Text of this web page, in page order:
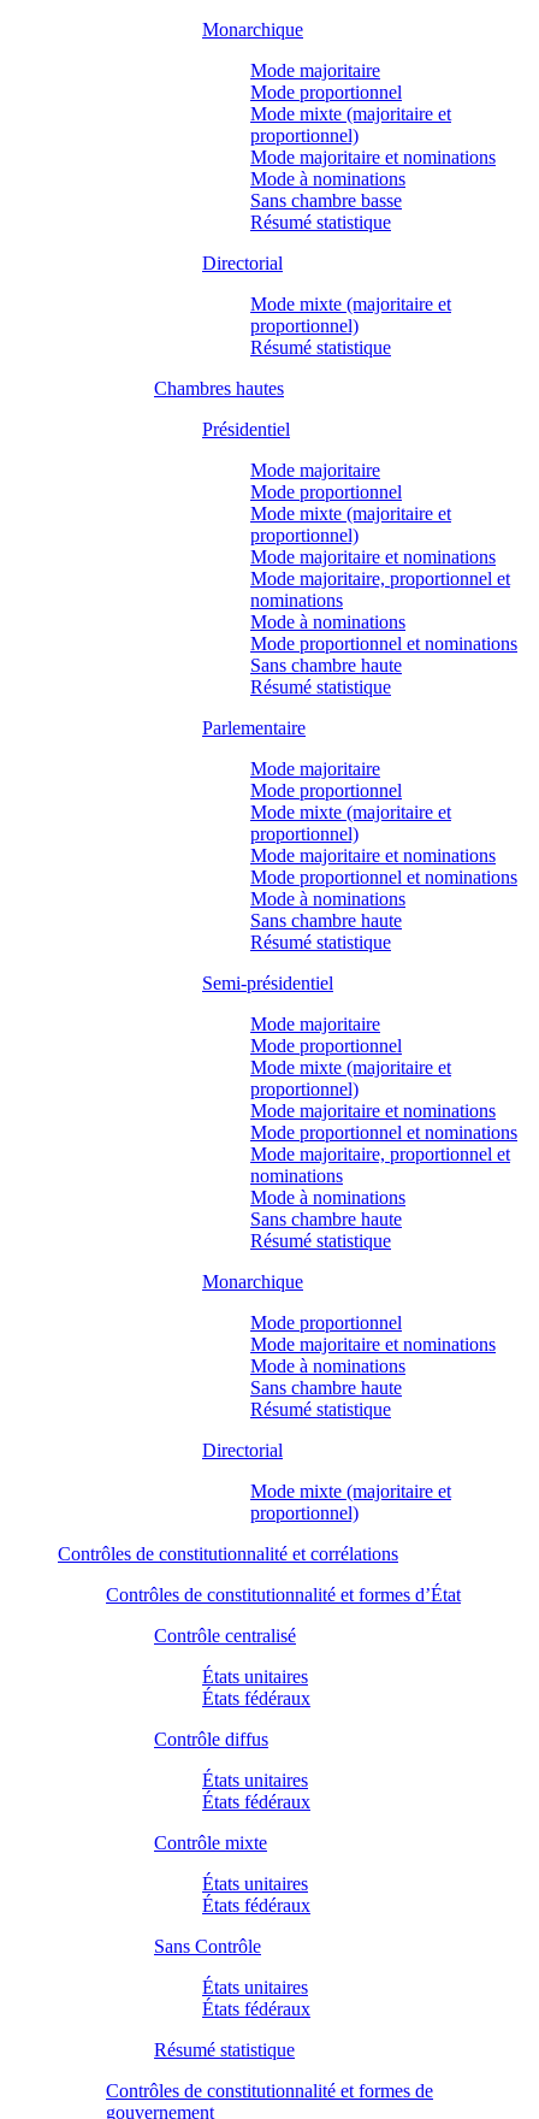
Monarchique
Mode majoritaire
Mode proportionnel
Mode mixte (majoritaire et
proportionnel)
Mode majoritaire et nominations
Mode à nominations
Sans chambre basse
Résumé statistique
Directorial
Mode mixte (majoritaire et
proportionnel)
Résumé statistique
Chambres hautes
Présidentiel
Mode majoritaire
Mode proportionnel
Mode mixte (majoritaire et
proportionnel)
Mode majoritaire et nominations
Mode majoritaire, proportionnel et
nominations
Mode à nominations
Mode proportionnel et nominations
Sans chambre haute
Résumé statistique
Parlementaire
Mode majoritaire
Mode proportionnel
Mode mixte (majoritaire et
proportionnel)
Mode majoritaire et nominations
Mode proportionnel et nominations
Mode à nominations
Sans chambre haute
Résumé statistique
Semi-présidentiel
Mode majoritaire
Mode proportionnel
Mode mixte (majoritaire et
proportionnel)
Mode majoritaire et nominations
Mode proportionnel et nominations
Mode majoritaire, proportionnel et
nominations
Mode à nominations
Sans chambre haute
Résumé statistique
Monarchique
Mode proportionnel
Mode majoritaire et nominations
Mode à nominations
Sans chambre haute
Résumé statistique
Directorial
Mode mixte (majoritaire et
proportionnel)
Contrôles de constitutionnalité et corrélations
Contrôles de constitutionnalité et formes d’État
Contrôle centralisé
États unitaires
États fédéraux
Contrôle diffus
États unitaires
États fédéraux
Contrôle mixte
États unitaires
États fédéraux
Sans Contrôle
États unitaires
États fédéraux
Résumé statistique
Contrôles de constitutionnalité et formes de
gouvernement